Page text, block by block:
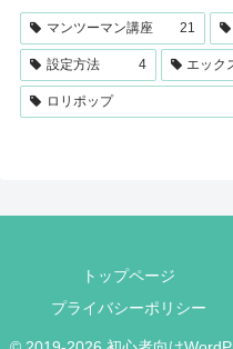
マンツーマン講座 21
設定方法 4 エック
ロリポップ
トップページ
プライバシーポリシー